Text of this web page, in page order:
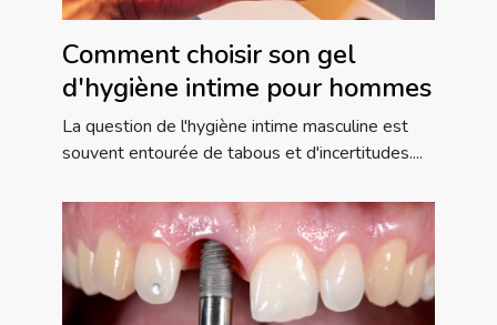
Comment choisir son gel
d'hygiène intime pour hommes
La question de l'hygiène intime masculine est
souvent entourée de tabous et d'incertitudes....